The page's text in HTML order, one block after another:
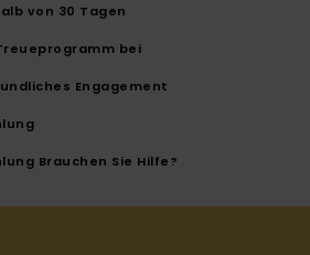
von 30 Tagen
bei
Engagement
Brauchen Sie Hilfe?